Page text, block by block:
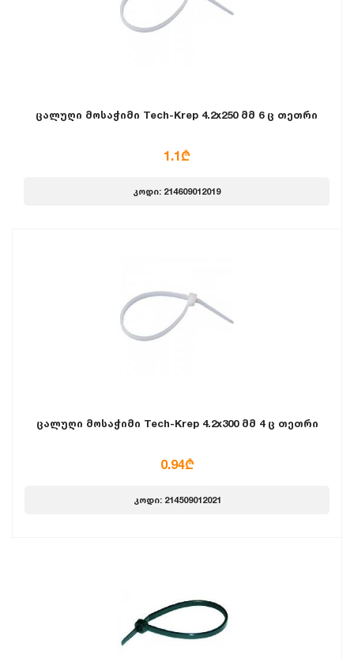
ცალუღი მოსაჭიმი Tech-Krep 4.2x250 მმ 6 ც თეთრი
1.1₾
კოდი: 214609012019
ცალუღი მოსაჭიმი Tech-Krep 4.2x300 მმ 4 ც თეთრი
0.94₾
კოდი: 214509012021